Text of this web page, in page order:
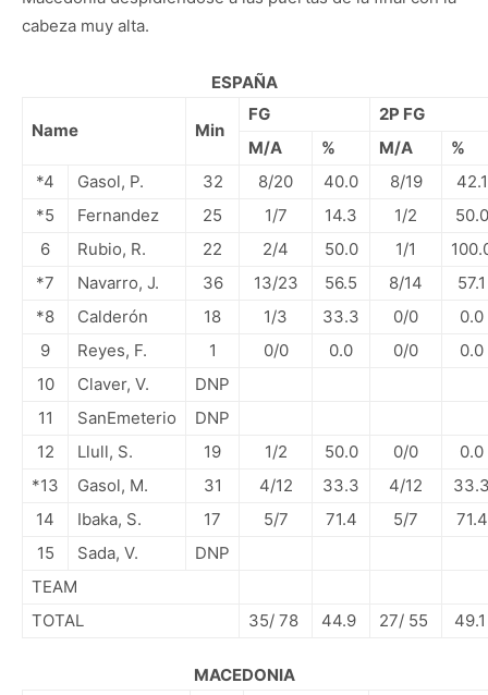
cabeza muy alta.
ESPAÑA
Name Min
FG
2P FG
M/A
% M/A
%
*4
Gasol, P. 32 8/20 40.0 8/19
42.1
*5
Fernandez 25 1/7 14.3 1/2
50.0
6
Rubio, R. 22 2/4 50.0 1/1
*7
Navarro, J. 36 13/23 56.5 8/14
57.1
*8
Calderón 18 1/3 33.3 0/0
0.0
9
Reyes, F. 1 0/0 0.0 0/0
0.0
10
Claver, V.
DNP
11
SanEmeterio
DNP
12
Llull, S. 19 1/2 50.0 0/0
0.0
*13
Gasol, M. 31 4/12 33.3 4/12
14
Ibaka, S. 17 5/7 71.4 5/7
71.4
15
Sada, V.
DNP
TEAM
TOTAL
35/ 78 44.9 27/ 55
MACEDONIA